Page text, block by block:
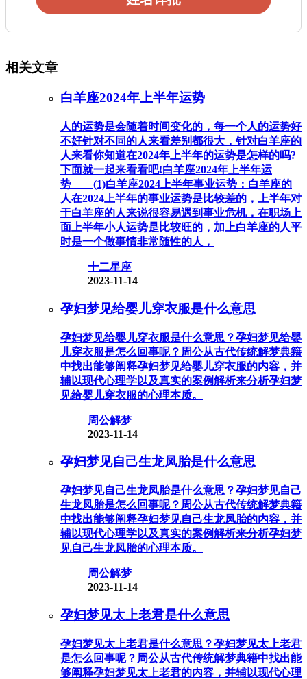
相关文章
白羊座2024年上半年运势
人的运势是会随着时间变化的，每一个人的运势好
不好针对不同的人来看差别都很大，针对白羊座的
人来看你知道在2024年上半年的运势是怎样的吗?
下面就一起来看看吧!白羊座2024年上半年运
势 (1)白羊座2024上半年事业运势：白羊座的
人在2024上半年的事业运势是比较差的，上半年对
于白羊座的人来说很容易遇到事业危机，在职场上
面上半年小人运势是比较旺的，加上白羊座的人平
时是一个做事情非常随性的人，
十二星座
2023-11-14
孕妇梦见给婴儿穿衣服是什么意思
孕妇梦见给婴儿穿衣服是什么意思？孕妇梦见给婴
儿穿衣服是怎么回事呢？周公从古代传统解梦典籍
中找出能够阐释孕妇梦见给婴儿穿衣服的内容，并
辅以现代心理学以及真实的案例解析来分析孕妇梦
见给婴儿穿衣服的心理本质。
周公解梦
2023-11-14
孕妇梦见自己生龙凤胎是什么意思
孕妇梦见自己生龙凤胎是什么意思？孕妇梦见自己
生龙凤胎是怎么回事呢？周公从古代传统解梦典籍
中找出能够阐释孕妇梦见自己生龙凤胎的内容，并
辅以现代心理学以及真实的案例解析来分析孕妇梦
见自己生龙凤胎的心理本质。
周公解梦
2023-11-14
孕妇梦见太上老君是什么意思
孕妇梦见太上老君是什么意思？孕妇梦见太上老君
是怎么回事呢？周公从古代传统解梦典籍中找出能
够阐释孕妇梦见太上老君的内容，并辅以现代心理